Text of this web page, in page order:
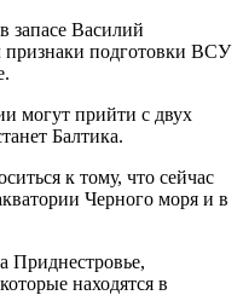
запасе Василий
подготовки ВСУ
могут прийти с двух
Балтика.
к тому, что сейчас
Черного моря и в
Приднестровье,
находятся в